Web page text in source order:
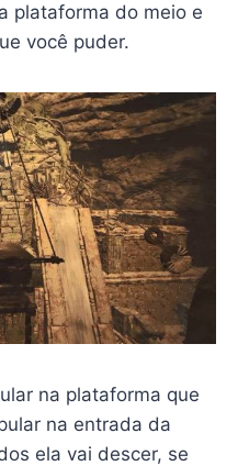
plataforma do meio e
você puder.
na plataforma que
na entrada da
ela vai descer, se